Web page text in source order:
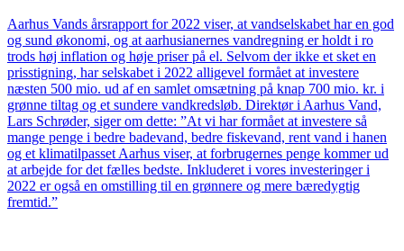
Aarhus Vands årsrapport for 2022 viser, at vandselskabet har en god
og sund økonomi, og at aarhusianernes vandregning er holdt i ro
trods høj inflation og høje priser på el. Selvom der ikke et sket en
prisstigning, har selskabet i 2022 alligevel formået at investere
næsten 500 mio. ud af en samlet omsætning på knap 700 mio. kr. i
grønne tiltag og et sundere vandkredsløb. Direktør i Aarhus Vand,
Lars Schrøder, siger om dette: ”At vi har formået at investere så
mange penge i bedre badevand, bedre fiskevand, rent vand i hanen
og et klimatilpasset Aarhus viser, at forbrugernes penge kommer ud
at arbejde for det fælles bedste. Inkluderet i vores investeringer i
2022 er også en omstilling til en grønnere og mere bæredygtig
fremtid.”